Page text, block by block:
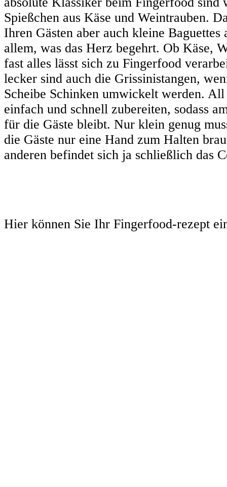
Spießchen aus Käse und Weintrauben.
Ihren Gästen aber auch kleine Baguettes
allem, was das Herz begehrt. Ob Käse,
fast alles lässt sich zu Fingerfood
lecker sind auch die Grissinistangen,
Scheibe Schinken umwickelt werden. All
einfach und schnell zubereiten, sodass
für die Gäste bleibt. Nur klein genug
die Gäste nur eine Hand zum Halten
anderen befindet sich ja schließlich das
Hier können Sie Ihr Fingerfood-rezept